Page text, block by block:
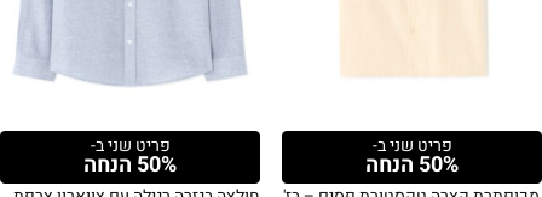
פריט שני ב-
50% הנחה
פריט שני ב-
50% הנחה